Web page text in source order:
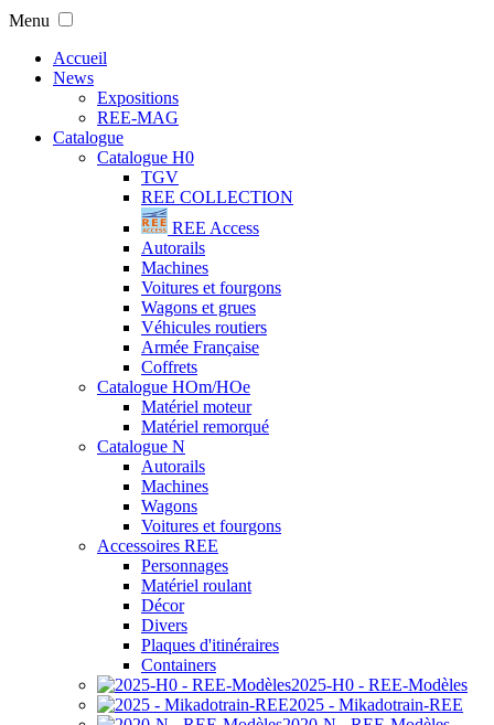
Menu
Accueil
News
Expositions
REE-MAG
Catalogue
Catalogue H0
TGV
REE COLLECTION
REE Access
Autorails
Machines
Voitures et fourgons
Wagons et grues
Véhicules routiers
Armée Française
Coffrets
Catalogue HOm/HOe
Matériel moteur
Matériel remorqué
Catalogue N
Autorails
Machines
Wagons
Voitures et fourgons
Accessoires REE
Personnages
Matériel roulant
Décor
Divers
Plaques d'itinéraires
Containers
2025-H0 - REE-Modèles
2025 - Mikadotrain-REE